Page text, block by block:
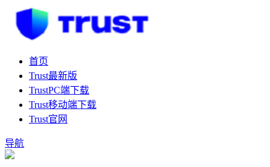
首页
Trust最新版
TrustPC端下载
Trust移动端下载
Trust官网
导航